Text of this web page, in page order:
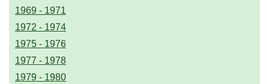
1969 - 1971
1972 - 1974
1975 - 1976
1977 - 1978
1979 - 1980